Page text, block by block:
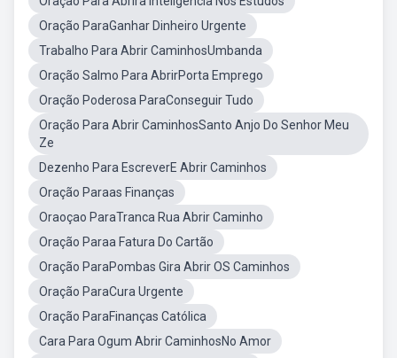
Oração ParaGanhar Dinheiro Urgente
Trabalho Para Abrir CaminhosUmbanda
Oração Salmo Para AbrirPorta Emprego
Oração Poderosa ParaConseguir Tudo
Oração Para Abrir CaminhosSanto Anjo Do Senhor Meu
Ze
Dezenho Para EscreverE Abrir Caminhos
Oração Paraas Finanças
Oraoçao ParaTranca Rua Abrir Caminho
Oração Paraa Fatura Do Cartão
Oração ParaPombas Gira Abrir OS Caminhos
Oração ParaCura Urgente
Oração ParaFinanças Católica
Cara Para Ogum Abrir CaminhosNo Amor